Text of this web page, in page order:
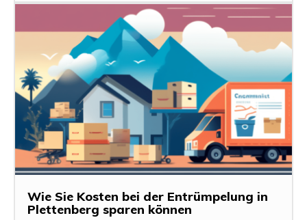
Wie Sie Kosten bei der Entrümpelung in
Plettenberg sparen können